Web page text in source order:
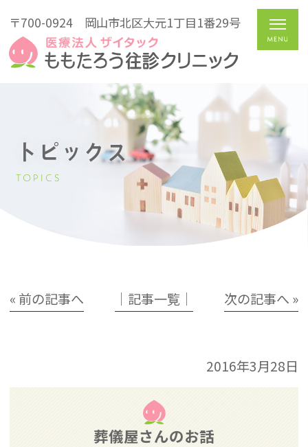
〒700-0924 岡山市北区大元1丁目1番29号
トピックス
TOPICS
« 前の記事へ │記事一覧│ 次の記事へ »
2016年3月28日
葬儀屋さんのお話